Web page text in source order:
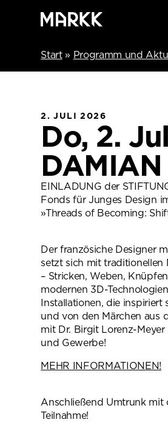
Start» Programm und
2. JULI 2026
Do, 2.
EINLADUNG der
Fonds für Junges Design
»Threads of Becoming:
Der französiche Designer
setzt sich mit traditionellen
– Stricken, Weben,
modernen 3D-
Installationen, die inspiriert
und von den Märchen aus
mit Dr. Birgit Lorenz-
und Gewerbe!
MEHR INFORMATIONEN!
Anschließend Umtrunk mit
Teilnahme!